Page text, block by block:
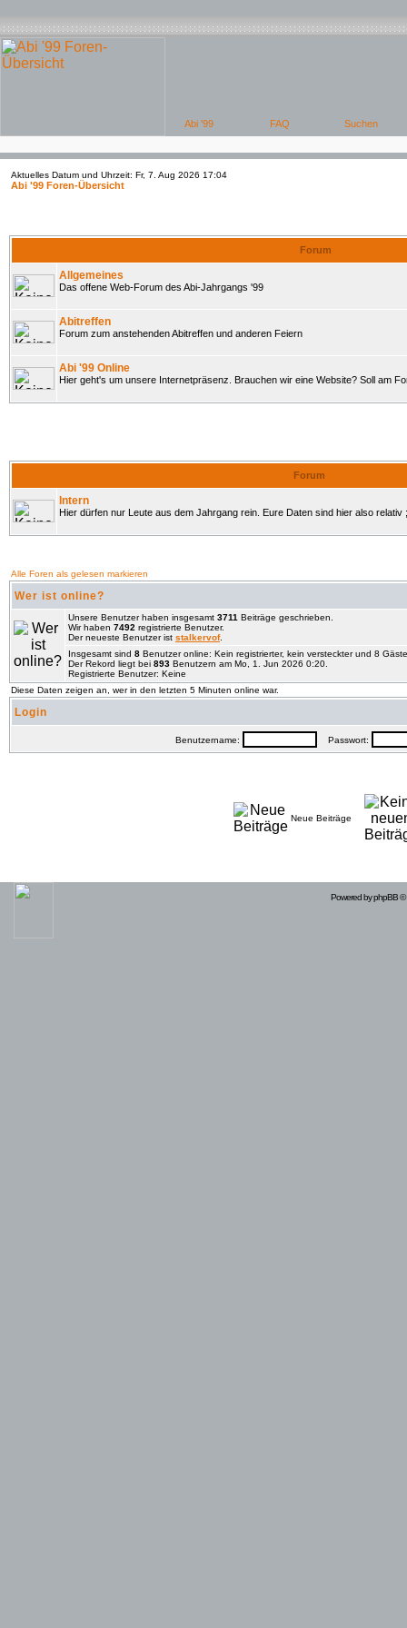
Aktuelles Datum und Uhrzeit: Fr, 7. Aug 2026 17:04
Abi '99 Foren-Übersicht
Forum
Allgemeines
Das offene Web-Forum des Abi-Jahrgangs '99
Abitreffen
Forum zum anstehenden Abitreffen und anderen Feiern
Abi '99 Online
Hier geht's um unsere Internetpräsenz. Brauchen wir eine Website? Soll am
Forum
Intern
Hier dürfen nur Leute aus dem Jahrgang rein. Eure Daten sind hier also relativ
Alle Foren als gelesen markieren
Wer ist online?
Unsere Benutzer haben insgesamt 3711 Beiträge geschrieben.
Wir haben 7492 registrierte Benutzer.
Der neueste Benutzer ist stalkervof.
Insgesamt sind 8 Benutzer online: Kein registrierter, kein versteckter und 8
Der Rekord liegt bei 893 Benutzern am Mo, 1. Jun 2026 0:20.
Registrierte Benutzer: Keine
Diese Daten zeigen an, wer in den letzten 5 Minuten online war.
Login
Benutzername: Passwort:
Neue Beiträge
Powered byphpBB©